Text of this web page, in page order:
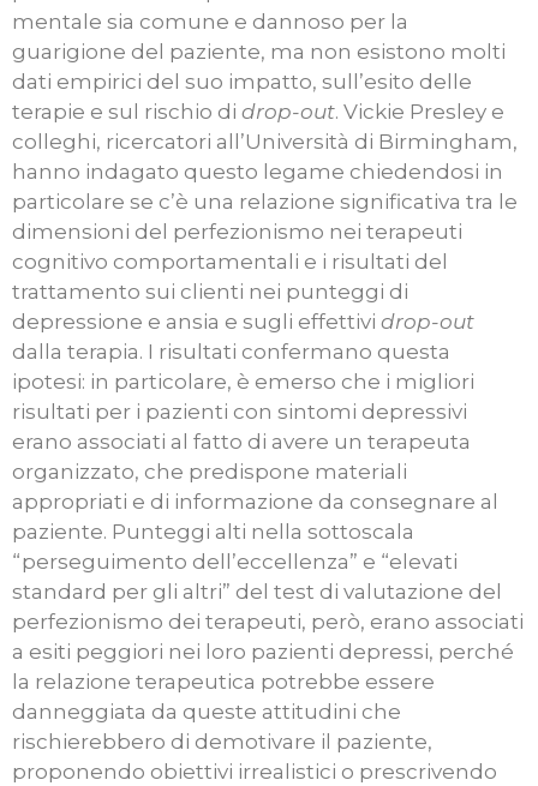
mentale sia comune e dannoso per la
guarigione del paziente, ma non esistono molti
dati empirici del suo impatto, sull’esito delle
terapie e sul rischio di drop-out. Vickie Presley e
colleghi, ricercatori all’Università di Birmingham,
hanno indagato questo legame chiedendosi in
particolare se c’è una relazione significativa tra le
dimensioni del perfezionismo nei terapeuti
cognitivo comportamentali e i risultati del
trattamento sui clienti nei punteggi di
depressione e ansia e sugli effettivi drop-out
dalla terapia. I risultati confermano questa
ipotesi: in particolare, è emerso che i migliori
risultati per i pazienti con sintomi depressivi
erano associati al fatto di avere un terapeuta
organizzato, che predispone materiali
appropriati e di informazione da consegnare al
paziente. Punteggi alti nella sottoscala
“perseguimento dell’eccellenza” e “elevati
standard per gli altri” del test di valutazione del
perfezionismo dei terapeuti, però, erano associati
a esiti peggiori nei loro pazienti depressi, perché
la relazione terapeutica potrebbe essere
danneggiata da queste attitudini che
rischierebbero di demotivare il paziente,
proponendo obiettivi irrealistici o prescrivendo